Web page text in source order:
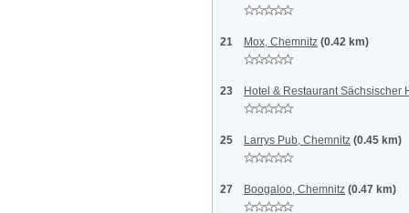
21 Mox, Chemnitz (0.42 km)
23 Hotel & Restaurant Sächsischer
25 Larrys Pub, Chemnitz (0.45 km)
27 Boogaloo, Chemnitz (0.47 km)